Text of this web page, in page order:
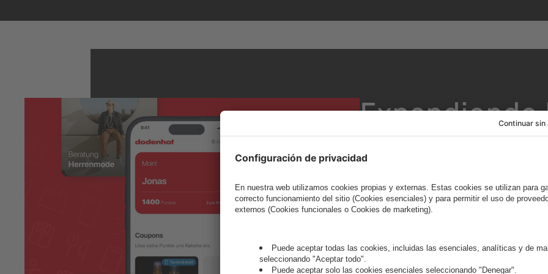
Expandiendo
Fronteras
Físico
En el año 2000, Deichmann se
electrónico de forma constante.